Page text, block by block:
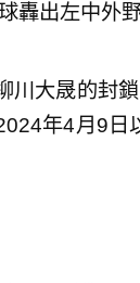
轟出左中外
川大晟的封
年4月9日